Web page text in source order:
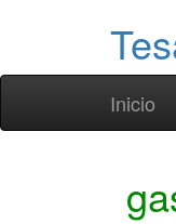
Inicio